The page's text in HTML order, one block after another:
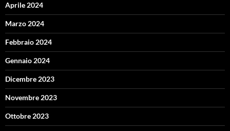
Aprile 2024
Marzo 2024
Febbraio 2024
Gennaio 2024
Dicembre 2023
Novembre 2023
Ottobre 2023